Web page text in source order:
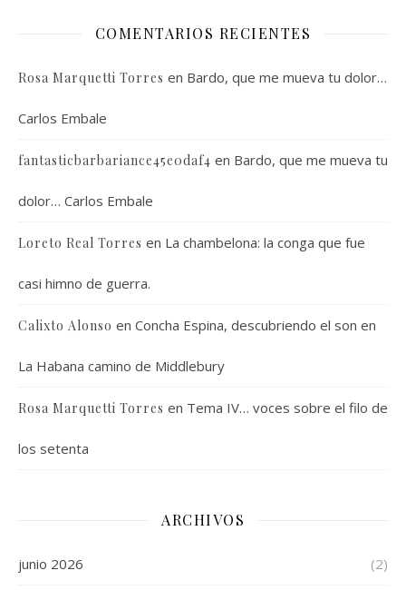
COMENTARIOS RECIENTES
Rosa Marquetti Torres en Bardo, que me mueva tu dolor…
Carlos Embale
fantasticbarbariance45e0daf4 en Bardo, que me mueva tu
dolor… Carlos Embale
Loreto Real Torres en La chambelona: la conga que fue
casi himno de guerra.
Calixto Alonso en Concha Espina, descubriendo el son en
La Habana camino de Middlebury
Rosa Marquetti Torres en Tema IV… voces sobre el filo de
los setenta
ARCHIVOS
junio 2026 (2)